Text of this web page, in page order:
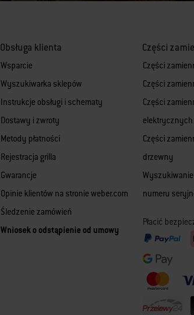
Obsługa klienta
Wsparcie
Wyszukiwarka sklepów
Instrukcje obsługi i schematy
Dostawy i zwroty
Metody płatności
Rejestracja grilla
Gwarancje
Opinie klientów na stronie weber.com
Śledzenie zamówień
Wniosek o odstąpienie od umowy
Części
Części
Części
Części
elektrycznych
Części
drzewny
numeru
Płacić